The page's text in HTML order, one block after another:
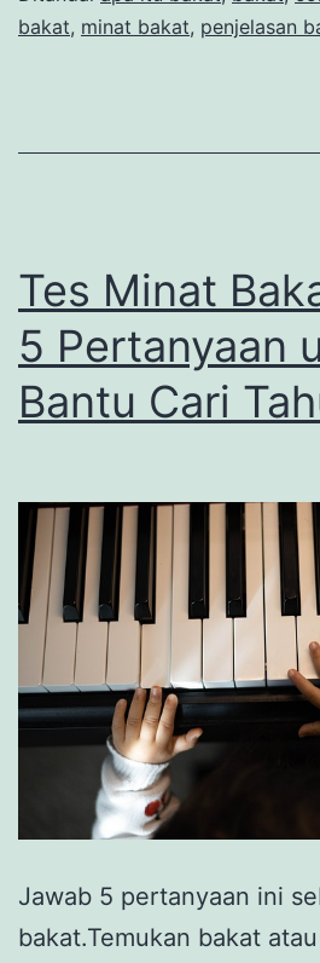
bakat, minat bakat, penjelasan
Tes Minat
5 Pertanyaan
Bantu Cari
Jawab 5 pertanyaan ini
bakat.Temukan bakat